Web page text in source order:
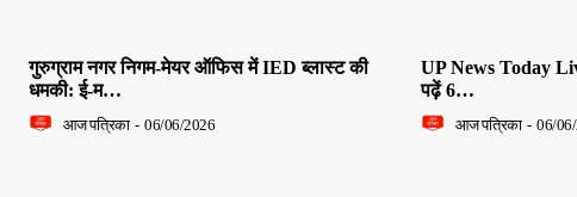
गुरुग्राम नगर निगम-मेयर ऑफिस में IED ब्लास्ट की
धमकी: ई-म…
आज पत्रिका - 06/06/2026
UP News Today
पढ़ें 6…
आज पत्रिका - 06/